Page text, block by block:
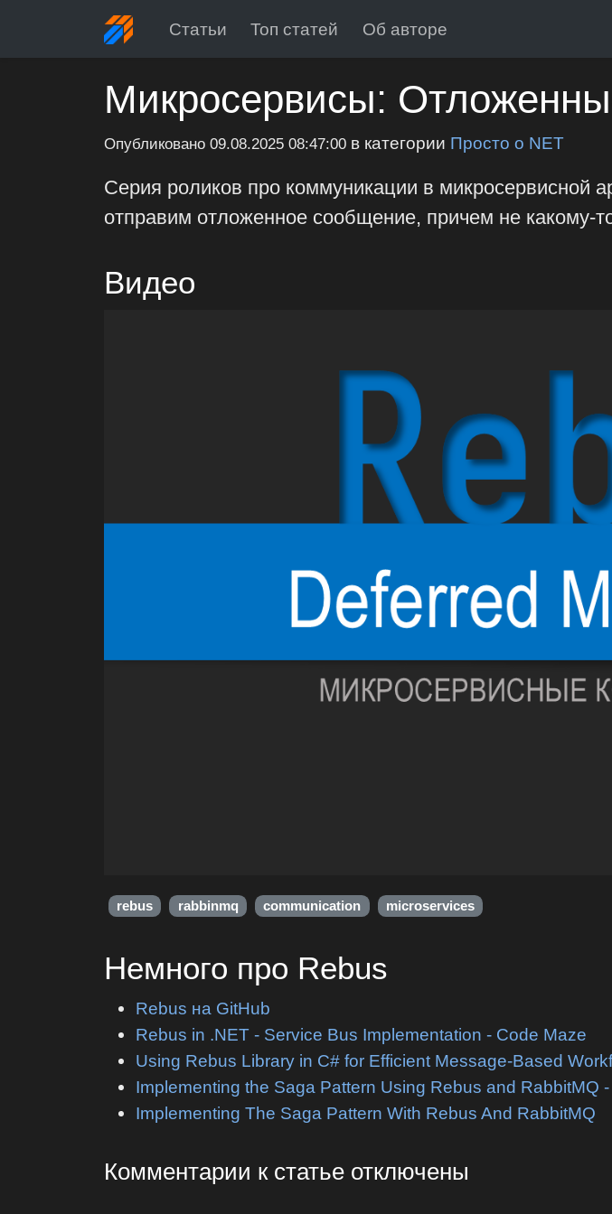
Статьи Топ статей Об авторе
Микросервисы:
Опубликовано09.08.2025 08:47:00 в категории Просто о NET
Серия роликов про коммуникации в микросервисной
отправим отложенное сообщение, причем не какому-
Видео
rebus rabbinmq communication microservices
Немного про Rebus
Rebus на GitHub
Rebus in .NET - Service Bus Implementation - Code Maze
Using Rebus Library in C# for Efficient Message-Based
Implementing the Saga Pattern Using Rebus and RabbitMQ
Implementing The Saga Pattern With Rebus And RabbitMQ
Комментарии к статье отключены